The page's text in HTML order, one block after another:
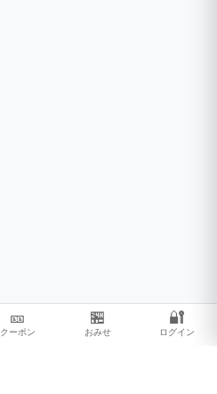
🎫
クーポン
🏪
おみせ
🔐
ログイン